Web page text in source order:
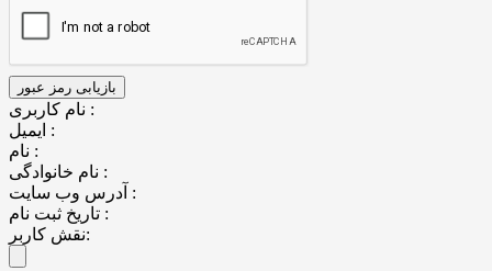
نام کاربری :
ایمیل :
نام :
نام خانوادگی :
آدرس وب سایت :
تاریخ ثبت نام :
نقش کاربر: